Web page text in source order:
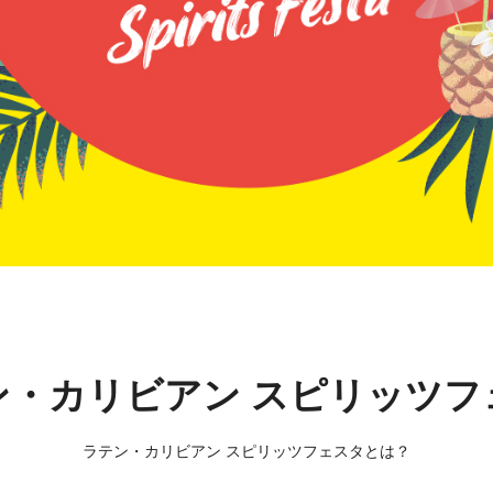
カリビアン スピリッツ
ラテン・カリビアン スピリッツフェスタとは？